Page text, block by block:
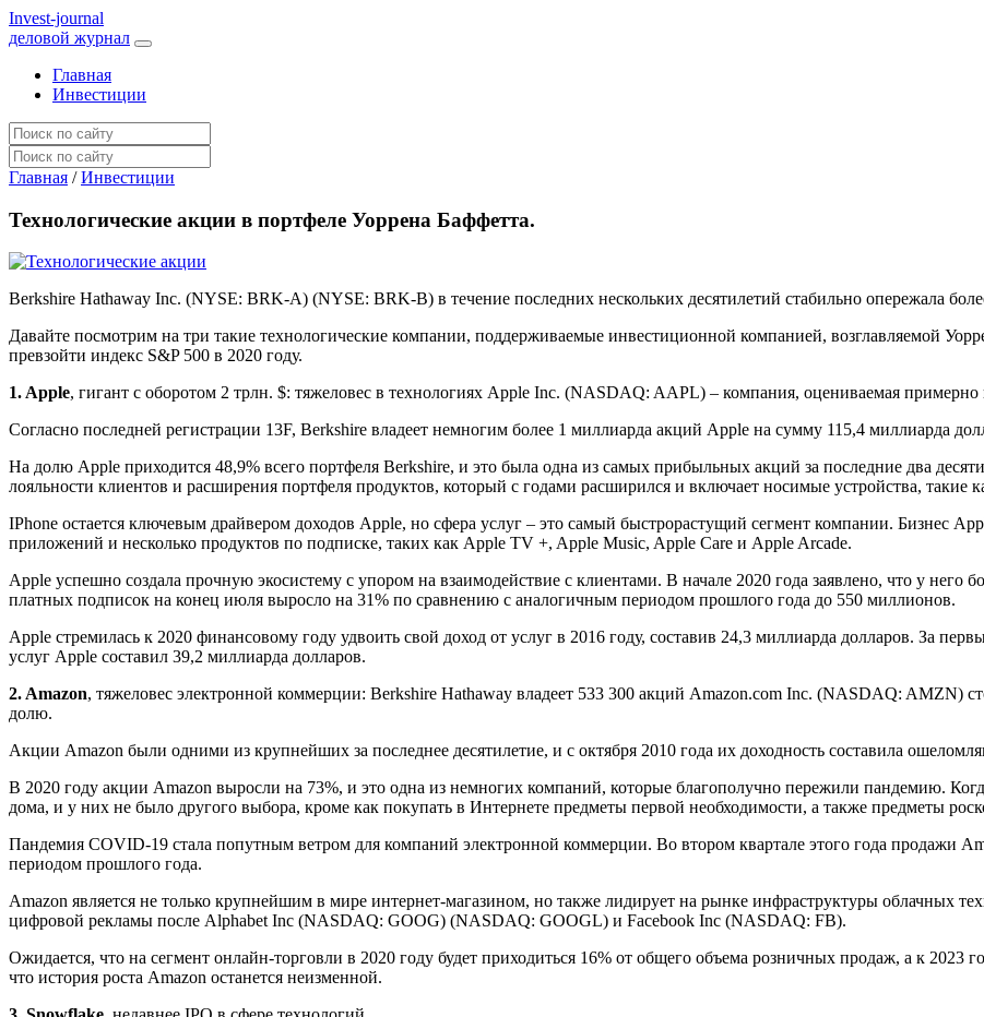
Invest-journal
деловой журнал
Главная
Инвестиции
Главная / Инвестиции
Технологические акции в портфеле Уоррена Баффетта.
Berkshire Hathaway Inc. (NYSE: BRK-A) (NYSE: BRK-B) в течение последних нескольких десятилетий стабильно опережала
Давайте посмотрим на три такие технологические компании, поддерживаемые инвестиционной компанией, возглавляемой
превзойти индекс S&P 500 в 2020 году.
1. Apple, гигант с оборотом 2 трлн. $: тяжеловес в технологиях Apple Inc. (NASDAQ: AAPL) – компания, оцениваемая примерно
Согласно последней регистрации 13F, Berkshire владеет немногим более 1 миллиарда акций Apple на сумму 115,4 миллиарда
На долю Apple приходится 48,9% всего портфеля Berkshire, и это была одна из самых прибыльных акций за последние два
лояльности клиентов и расширения портфеля продуктов, который с годами расширился и включает носимые устройства, такие
IPhone остается ключевым драйвером доходов Apple, но сфера услуг – это самый быстрорастущий сегмент компании. Бизнес
приложений и несколько продуктов по подписке, таких как Apple TV +, Apple Music, Apple Care и Apple Arcade.
Apple успешно создала прочную экосистему с упором на взаимодействие с клиентами. В начале 2020 года заявлено, что у него
платных подписок на конец июля выросло на 31% по сравнению с аналогичным периодом прошлого года до 550 миллионов.
Apple стремилась к 2020 финансовому году удвоить свой доход от услуг в 2016 году, составив 24,3 миллиарда долларов. За
услуг Apple составил 39,2 миллиарда долларов.
2. Amazon, тяжеловес электронной коммерции: Berkshire Hathaway владеет 533 300 акций Amazon.com Inc. (NASDAQ: AMZN)
долю.
Акции Amazon были одними из крупнейших за последнее десятилетие, и с октября 2010 года их доходность составила
В 2020 году акции Amazon выросли на 73%, и это одна из немногих компаний, которые благополучно пережили пандемию.
дома, и у них не было другого выбора, кроме как покупать в Интернете предметы первой необходимости, а также предметы
Пандемия COVID-19 стала попутным ветром для компаний электронной коммерции. Во втором квартале этого года продажи
периодом прошлого года.
Amazon является не только крупнейшим в мире интернет-магазином, но также лидирует на рынке инфраструктуры облачных
цифровой рекламы после Alphabet Inc (NASDAQ: GOOG) (NASDAQ: GOOGL) и Facebook Inc (NASDAQ: FB).
Ожидается, что на сегмент онлайн-торговли в 2020 году будет приходиться 16% от общего объема розничных продаж, а к 2023
что история роста Amazon останется неизменной.